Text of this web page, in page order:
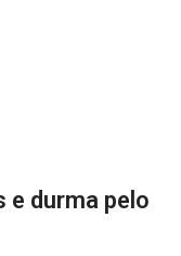
e durma pelo